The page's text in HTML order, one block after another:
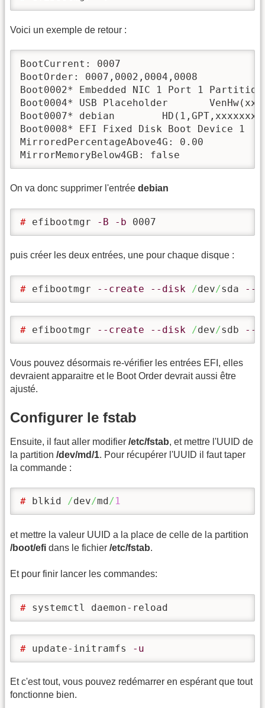
Voici un exemple de retour :
BootCurrent: 0007
BootOrder: 0007,0002,0004,0008
Boot0002* Embedded NIC 1 Port 1
Boot0004* USB Placeholder
Boot0007* debian
Boot0008* EFI Fixed Disk Boot Device 1
MirroredPercentageAbove4G: 0.00
MirrorMemoryBelow4GB: false
On va donc supprimer l'entrée debian
# efibootmgr -B -b 0007
puis créer les deux entrées, une pour chaque disque :
# efibootmgr --create --disk /dev/sda --
# efibootmgr --create --disk /dev/sdb --
Vous pouvez désormais re-vérifier les entrées EFI, elles
devraient apparaitre et le Boot Order devrait aussi être
ajusté.
Configurer le fstab
Ensuite, il faut aller modifier /etc/fstab, et mettre l'UUID de
la partition /dev/md/1. Pour récupérer l'UUID il faut taper
la commande :
# blkid /dev/md /1
et mettre la valeur UUID a la place de celle de la partition
/boot/efi dans le fichier /etc/fstab.
Et pour finir lancer les commandes:
# systemctl daemon-reload
# update-initramfs -u
Et c'est tout, vous pouvez redémarrer en espérant que tout
fonctionne bien.